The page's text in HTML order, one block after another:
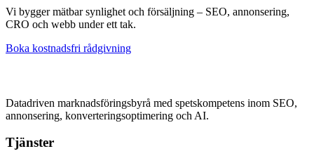
Vi bygger mätbar synlighet och försäljning – SEO, annonsering,
CRO och webb under ett tak.
Boka kostnadsfri rådgivning
Datadriven marknadsföringsbyrå med spetskompetens inom SEO,
annonsering, konverteringsoptimering och AI.
Tjänster